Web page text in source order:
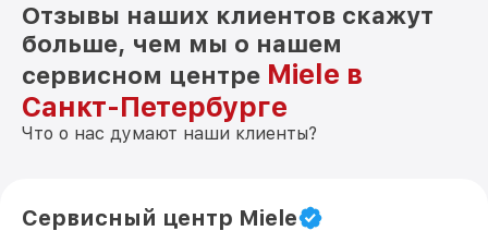
Отзывы наших клиентов скажут
больше, чем мы о нашем
сервисном центре Miele в
Санкт-Петербурге
Что о нас думают наши клиенты?
Сервисный центр Miele